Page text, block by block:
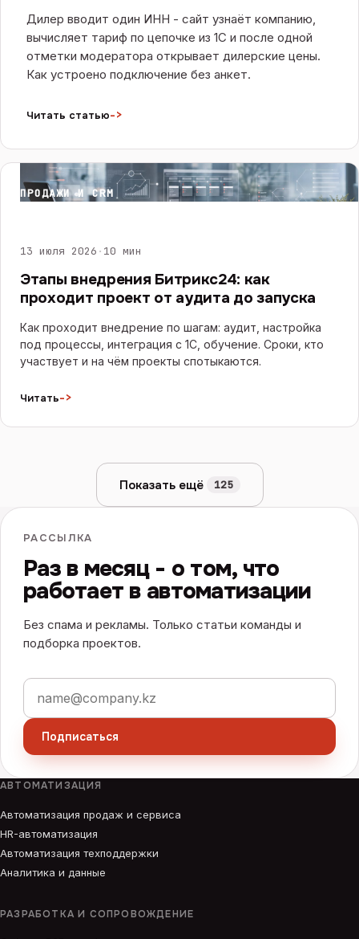
Дилер вводит один ИНН - сайт узнаёт компанию,
вычисляет тариф по цепочке из 1С и после одной
отметки модератора открывает дилерские цены.
Как устроено подключение без анкет.
Читать статью->
ПРОДАЖИ И CRM
13 июля 2026 · 10 мин
Этапы внедрения Битрикс24: как
проходит проект от аудита до запуска
Как проходит внедрение по шагам: аудит, настройка
под процессы, интеграция с 1С, обучение. Сроки, кто
участвует и на чём проекты спотыкаются.
Читать->
Показать ещё 125
РАССЫЛКА
Раз в месяц - о том, что
работает в автоматизации
Без спама и рекламы. Только статьи команды и
подборка проектов.
Электронная почта
Подписаться
АВТОМАТИЗАЦИЯ
Автоматизация продаж и сервиса
HR-автоматизация
Автоматизация техподдержки
Аналитика и данные
РАЗРАБОТКА И СОПРОВОЖДЕНИЕ